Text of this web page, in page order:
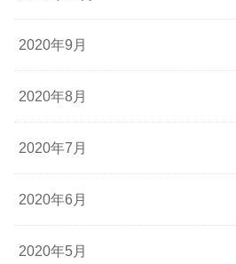
2020年9月
2020年8月
2020年7月
2020年6月
2020年5月